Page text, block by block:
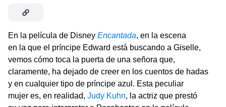
En la película de Disney Encantada, en la escena
en la que el príncipe Edward está buscando a Giselle,
vemos cómo toca la puerta de una señora que,
claramente, ha dejado de creer en los cuentos de hadas
y en cualquier tipo de príncipe azul. Esta peculiar
mujer es, en realidad, Judy Kuhn, la actriz que prestó